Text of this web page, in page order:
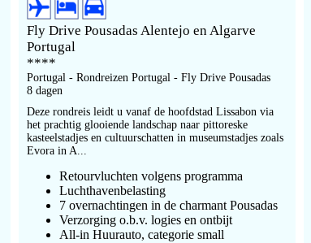
Fly Drive Pousadas Alentejo en Algarve
Portugal
****
Portugal - Rondreizen Portugal - Fly Drive Pousadas
8 dagen
Deze rondreis leidt u vanaf de hoofdstad Lissabon via
het prachtig glooiende landschap naar pittoreske
kasteelstadjes en cultuurschatten in museumstadjes zoals
Evora in A...
Retourvluchten volgens programma
Luchthavenbelasting
7 overnachtingen in de charmant Pousadas
Verzorging o.b.v. logies en ontbijt
All-in Huurauto, categorie small